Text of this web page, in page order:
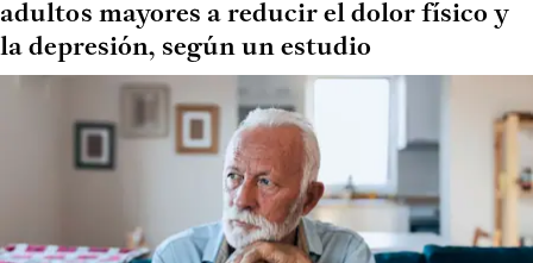
adultos mayores a reducir el dolor físico y
la depresión, según un estudio